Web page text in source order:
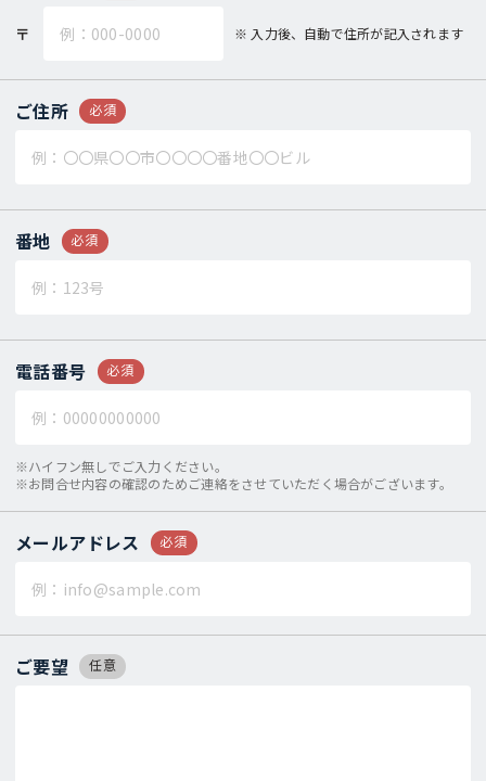
〒 入力後、自動で住所が記入されます
ご住所 必須
番地 必須
電話番号 必須
※ハイフン無しでご入力ください。
※お問合せ内容の確認のためご連絡をさせていただく場合がございます。
メールアドレス 必須
ご要望 任意